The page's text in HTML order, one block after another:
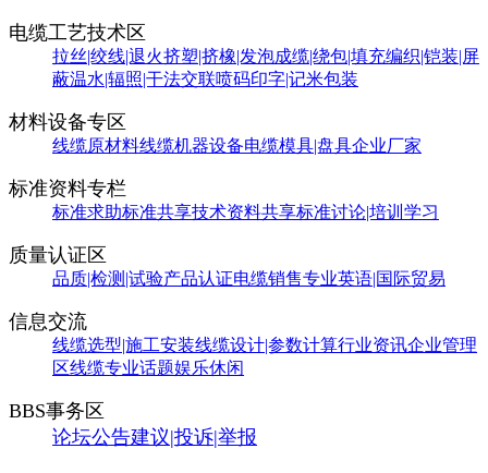
电缆工艺技术区
拉丝|绞线|退火挤塑|挤橡|发泡成缆|绕包|填充编织|铠装|屏
蔽温水|辐照|干法交联喷码印字|记米包装
材料设备专区
线缆原材料线缆机器设备电缆模具|盘具企业厂家
标准资料专栏
标准求助标准共享技术资料共享标准讨论|培训学习
质量认证区
品质|检测|试验产品认证电缆销售专业英语|国际贸易
信息交流
线缆选型|施工安装线缆设计|参数计算行业资讯企业管理
区线缆专业话题娱乐休闲
BBS事务区
论坛公告建议|投诉|举报